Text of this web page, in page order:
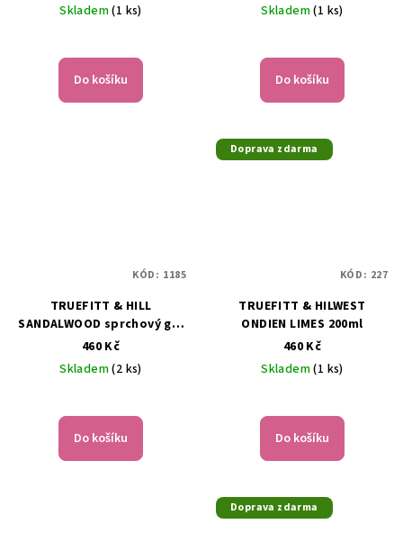
Skladem(1 ks)
Do košíku
Skladem(1 ks)
Do košíku
TRUEFITT & HILL
SANDALWOOD sprchový gel
200ml
460 Kč
Skladem(2 ks)
Do košíku
KÓD: 1185
Doprava zdarma
TRUEFITT & HILWEST
ONDIEN LIMES 200ml
460 Kč
Skladem(1 ks)
Do košíku
KÓD: 227
Doprava zdarma